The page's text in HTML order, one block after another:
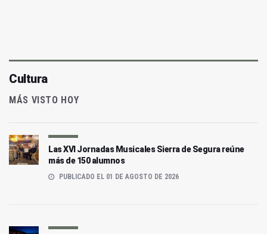
Cultura
MÁS VISTO HOY
Las XVI Jornadas Musicales Sierra de Segura reúne
más de 150 alumnos
PUBLICADO EL 01 DE AGOSTO DE 2026